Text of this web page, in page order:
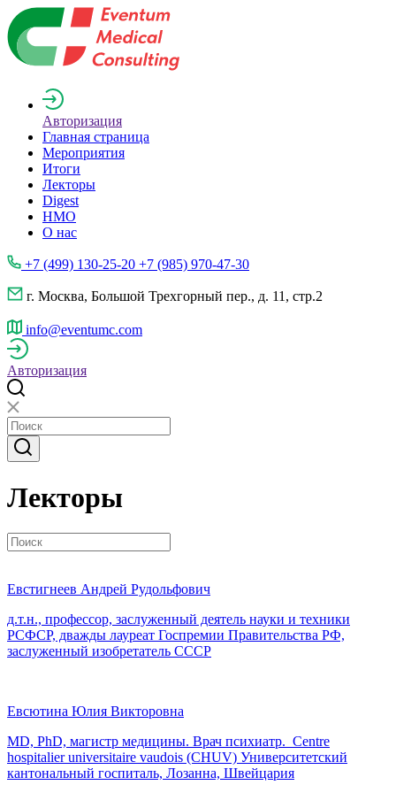
Авторизация
Главная страница
Мероприятия
Итоги
Лекторы
Digest
НМО
О нас
+7 (499) 130-25-20 +7 (985) 970-47-30
г. Москва, Большой Трехгорный пер., д. 11, стр.2
info@eventumc.com
Авторизация
Лекторы
Евстигнеев Андрей Рудольфович
д.т.н., профессор, заслуженный деятель науки и техники
РСФСР, дважды лауреат Госпремии Правительства РФ,
заслуженный изобретатель СССР
Евсютина Юлия Викторовна
MD, PhD, магистр медицины. Врач психиатр. Centre
hospitalier universitaire vaudois (CHUV) Университетский
кантональный госпиталь, Лозанна, Швейцария